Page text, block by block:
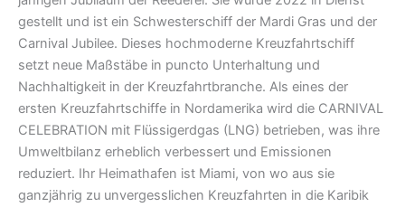
gestellt und ist ein Schwesterschiff der Mardi Gras und der
Carnival Jubilee. Dieses hochmoderne Kreuzfahrtschiff
setzt neue Maßstäbe in puncto Unterhaltung und
Nachhaltigkeit in der Kreuzfahrtbranche. Als eines der
ersten Kreuzfahrtschiffe in Nordamerika wird die CARNIVAL
CELEBRATION mit Flüssigerdgas (LNG) betrieben, was ihre
Umweltbilanz erheblich verbessert und Emissionen
reduziert. Ihr Heimathafen ist Miami, von wo aus sie
ganzjährig zu unvergesslichen Kreuzfahrten in die Karibik